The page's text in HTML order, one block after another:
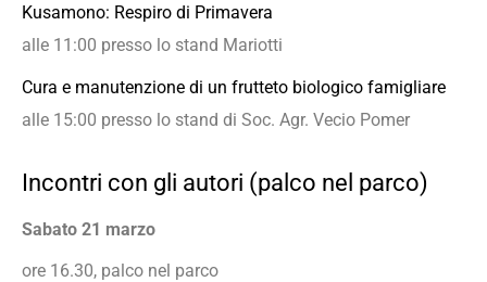
Kusamono: Respiro di Primavera
alle 11:00 presso lo stand Mariotti
Cura e manutenzione di un frutteto biologico famigliare
alle 15:00 presso lo stand di Soc. Agr. Vecio Pomer
Incontri con gli autori (palco nel parco)
Sabato 21 marzo
ore 16.30, palco nel parco